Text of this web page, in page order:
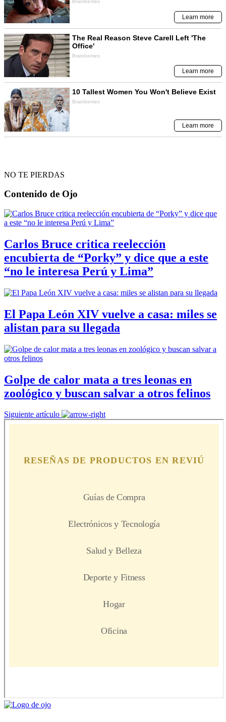
NO TE PIERDAS
Contenido de Ojo
Carlos Bruce critica reelección
encubierta de “Porky” y dice que a este
“no le interesa Perú y Lima”
El Papa León XIV vuelve a casa: miles se
alistan para su llegada
Golpe de calor mata a tres leonas en
zoológico y buscan salvar a otros felinos
Siguiente artículo